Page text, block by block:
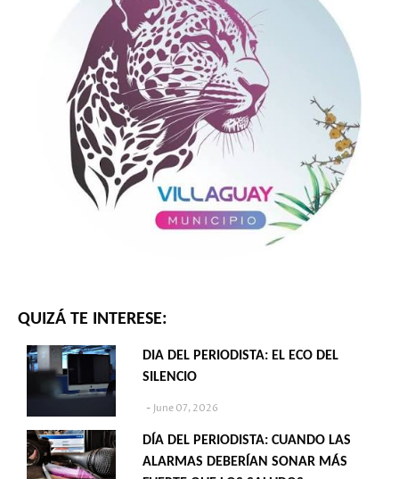
QUIZÁ TE INTERESE:
DIA DEL PERIODISTA: EL ECO DEL
SILENCIO
June 07, 2026
DÍA DEL PERIODISTA: CUANDO LAS
ALARMAS DEBERÍAN SONAR MÁS